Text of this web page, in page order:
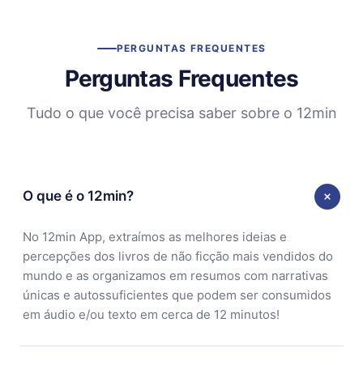
PERGUNTAS FREQUENTES
Perguntas Frequentes
Tudo o que você precisa saber sobre o 12min
O que é o 12min?
No 12min App, extraímos as melhores ideias e
percepções dos livros de não ficção mais vendidos do
mundo e as organizamos em resumos com narrativas
únicas e autossuficientes que podem ser consumidos
em áudio e/ou texto em cerca de 12 minutos!